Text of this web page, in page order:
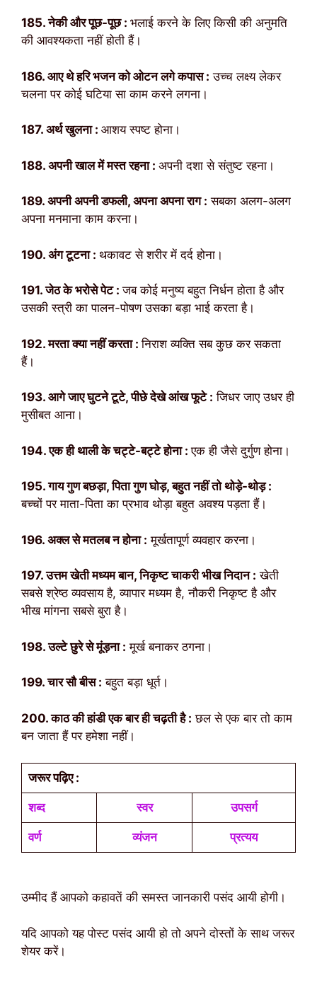
185. नेकी और पूछ-पूछ : भलाई करने के लिए किसी की अनुमति
की आवश्यकता नहीं होती हैं।
186. आए थे हरि भजन को ओटन लगे कपास : उच्च लक्ष्य लेकर
चलना पर कोई घटिया सा काम करने लगना।
187. अर्थ खुलना : आशय स्पष्ट होना।
188. अपनी खाल में मस्त रहना : अपनी दशा से संतुष्ट रहना।
189. अपनी अपनी डफली, अपना अपना राग : सबका अलग-अलग
अपना मनमाना काम करना।
190. अंग टूटना : थकावट से शरीर में दर्द होना।
191. जेठ के भरोसे पेट :जब कोई मनुष्य बहुत निर्धन होता है और
उसकी स्त्री का पालन-पोषण उसका बड़ा भाई करता है।
192. मरता क्या नहीं करता :निराश व्यक्ति सब कुछ कर सकता
हैं।
193. आगे जाए घुटने टूटे, पीछे देखे आंख फूटे : जिधर जाए उधर ही
मुसीबत आना।
194. एक ही थाली के चट्टे-बट्टे होना :एक ही जैसे दुर्गुण होना।
195. गाय गुण बछड़ा, पिता गुण घोड़, बहुत नहीं तो थोड़े-थोड़ :
बच्चों पर माता-पिता का प्रभाव थोड़ा बहुत अवश्य पड़ता हैं।
196. अक्ल से मतलब न होना : मूर्खतापूर्ण व्यवहार करना।
197. उत्तम खेती मध्यम बान, निकृष्ट चाकरी भीख निदान : खेती
सबसे श्रेष्ठ व्यवसाय है, व्यापार मध्यम है, नौकरी निकृष्ट है और
भीख मांगना सबसे बुरा है।
198. उल्टे छुरे से मूंड़ना : मूर्ख बनाकर ठगना।
199. चार सौ बीस : बहुत बड़ा धूर्त।
200. काठ की हांडी एक बार ही चढ़ती है : छल से एक बार तो काम
बन जाता हैं पर हमेशा नहीं।
जरूर पढ़िए :
शब्द स्वर उपसर्ग
वर्ण व्यंजन प्रत्यय
उम्मीद हैं आपको कहावतें की समस्त जानकारी पसंद आयी होगी।
यदि आपको यह पोस्ट पसंद आयी हो तो अपने दोस्तों के साथ जरूर
शेयर करें।